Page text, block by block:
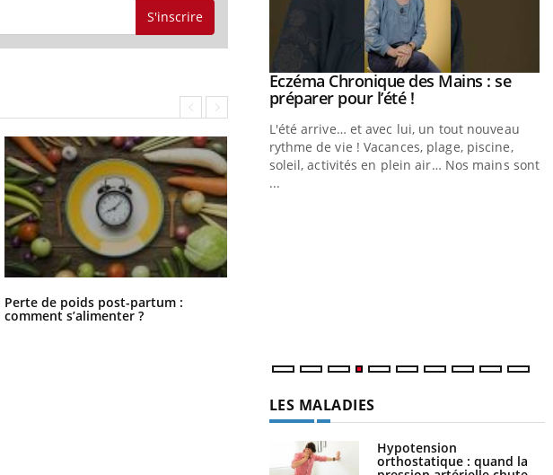
S'inscrire
Perte de poids post-partum :
comment s’alimenter ?
reste entourée d'idées reçues chez les
patients comme parfois chez les soignants.
Youtube
Eczéma Chronique des Mains : se
préparer pour l’été !Youtube
L'été arrive… et avec lui, un tout nouveau
rythme de vie ! Vacances, plage, piscine,
soleil, activités en plein air… Nos mains sont
...
LES MALADIES
Hypotension
orthostatique : quand la